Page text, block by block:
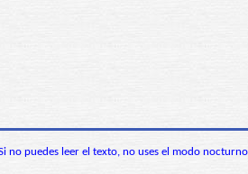
no puedes leer el texto, no uses el modo